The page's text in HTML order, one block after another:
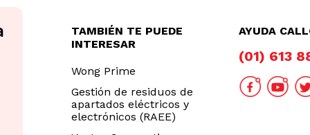
TAMBIÉN TE PUEDE
INTERESAR
Wong Prime
Gestión de residuos de
apartados eléctricos y
electrónicos (RAEE)
AYUDA
(01) 613